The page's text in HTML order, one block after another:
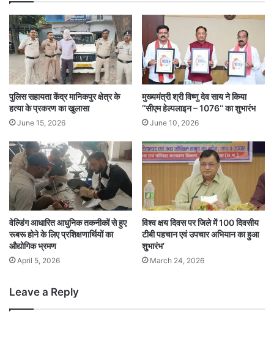
पुलिस सहायता केंद्र मानिकपुर क्षेत्र के
हत्या के प्रकरण का खुलासा
June 15, 2026
मुख्यमंत्री श्री विष्णु देव साय ने किया
‘‘सीएम हेल्पलाइन – 1076‘‘ का शुभारंभ
June 10, 2026
वेल्डिंग आधारित आधुनिक तकनीकों से हुए
रूबरू होने के लिए प्रशिक्षणार्थियों का
औद्योगिक भ्रमण
April 5, 2026
विश्व क्षय दिवस पर जिले में 100 दिवसीय
टीबी पहचान एवं उपचार अभियान का हुआ
शुभारंभ’
March 24, 2026
Leave a Reply